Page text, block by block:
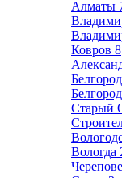
Алматы
Ковров 8
Белгород
Старый
Вологда